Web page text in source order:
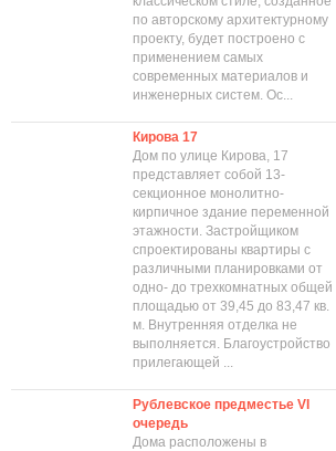
по авторскому архитектурному
проекту, будет построено с
применением самых
современных материалов и
инженерных систем. Ос...
Кирова 17
Дом по улице Кирова, 17
представляет собой 13-
секционное монолитно-
кирпичное здание переменной
этажности. Застройщиком
спроектированы квартиры с
различными планировками от
одно- до трехкомнатных общей
площадью от 39,45 до 83,47 кв.
м. Внутренняя отделка не
выполняется. Благоустройство
прилегающей ...
Рублевское предместье VI
очередь
Дома расположены в